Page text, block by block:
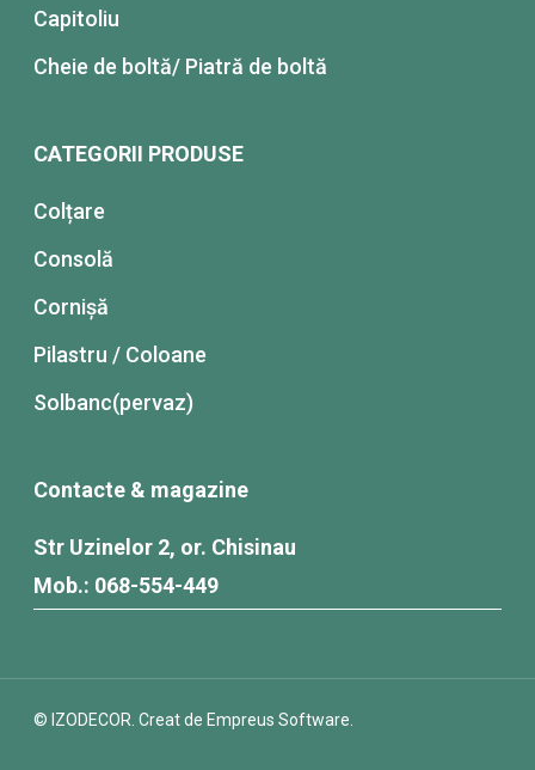
Capitoliu
Cheie de boltă/ Piatră de boltă
CATEGORII PRODUSE
Colțare
Consolă
Cornișă
Pilastru / Coloane
Solbanc(pervaz)
Contacte & magazine
Str Uzinelor 2, or. Chisinau
Mob.: 068-554-449
© IZODECOR. Creat de Empreus Software.